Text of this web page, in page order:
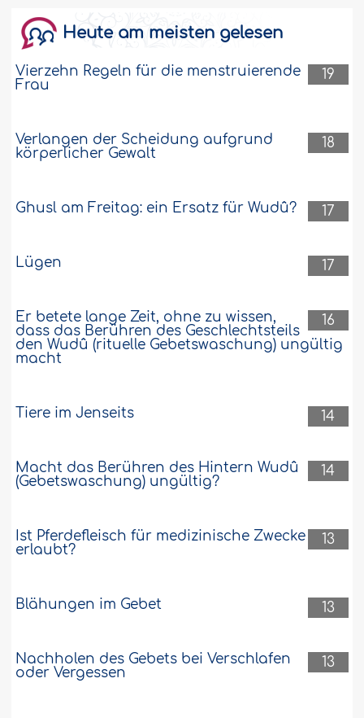
Jemand hat mit dem Pflichtgebet
ein Totengebet umzuwandeln
Wohlergehen schenken! Ich betrat eine
Moschee, um das Mittagsgebet zu
nicht verbeugte, wurde mir klar, dass es
ein Totengebet war. Daher änderte ich
39289 14-2-2018
Jemand vergaß ein Gebet auf der Reise
und erinnerte sich noch während dieser
daran
entgeht, wie hole ich es nach? Möge
37981 12-2-2018
Heute am meisten gelesen
19
Vierzehn Regeln für die menstruierende
Frau
18
Verlangen der Scheidung aufgrund
körperlicher Gewalt
17
Ghusl am Freitag: ein Ersatz für Wudû?
17
Lügen
16
Er betete lange Zeit, ohne zu wissen,
dass das Berühren des Geschlechtsteils
den Wudû (rituelle Gebetswaschung) ungültig
macht
14
Tiere im Jenseits
14
Macht das Berühren des Hintern Wudû
(Gebetswaschung) ungültig?
13
Ist Pferdefleisch für medizinische Zwecke
erlaubt?
13
Blähungen im Gebet
13
Nachholen des Gebets bei Verschlafen
oder Vergessen